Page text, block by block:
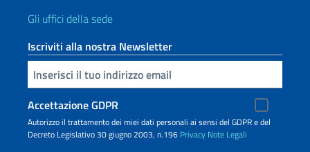
Gli uffici della sede
Iscriviti alla nostra Newsletter
Inserisci la tua email
Accettazione GDPR
Autorizzo il trattamento dei miei dati personali ai sensi del GDPR e del
Decreto Legislativo 30 giugno 2003, n.196 Privacy Note Legali